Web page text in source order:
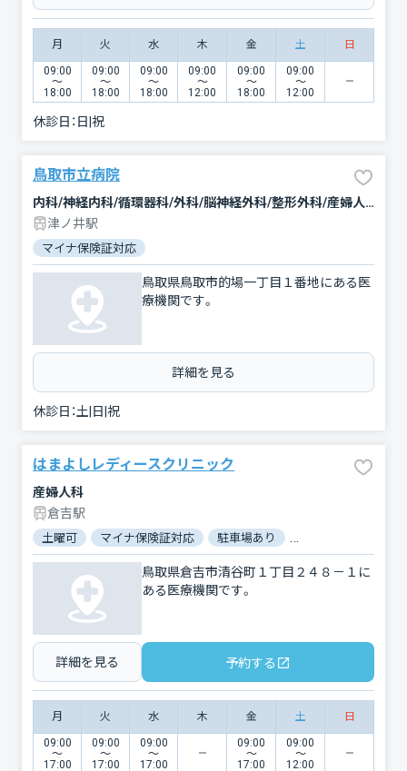
月 火 水 木 金 土 日
09:00
〜
18:00
09:00
〜
18:00
09:00
〜
18:00
09:00
〜
12:00
09:00
〜
18:00
09:00
〜
12:00
休診日： 日|祝
鳥取市立病院
内科/神経内科/循環器科/外科/脳神経外科/整形外科/産婦人科/耳鼻咽喉科/小児科/眼科/皮膚科/泌尿器科/歯科/麻酔科/リハビリテーション/精神科・神経科/放射線科
津ノ井駅
マイナ保険証対応
鳥取県鳥取市的場一丁目１番地にある医
療機関です。
詳細を見る
休診日：土|日|祝
はまよしレディースクリニック
産婦人科
倉吉駅
土曜可 マイナ保険証対応 駐車場あり
鳥取県倉吉市清谷町１丁目２４８－１に
ある医療機関です。
詳細を見る 予約する
月 火 水 木 金 土 日
09:00
〜
17:00
09:00
〜
17:00
09:00
〜
17:00
09:00
〜
17:00
09:00
〜
12:00